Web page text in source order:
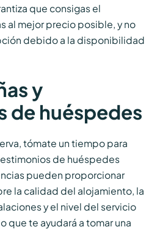
que consigas el
al mejor precio posible, y no
debido a la disponibilidad
y
de huéspedes
tómate un tiempo para
de huéspedes
pueden proporcionar
la calidad del alojamiento, la
y el nivel del servicio
que te ayudará a tomar una